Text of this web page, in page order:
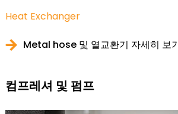
Heat Exchanger
Metal hose 및 열교환기 자세히 보
컴프레셔 및 펌프